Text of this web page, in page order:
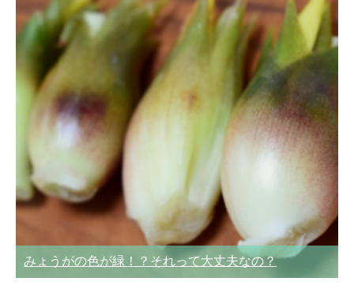
みょうがの色が緑！？それって大丈夫なの？